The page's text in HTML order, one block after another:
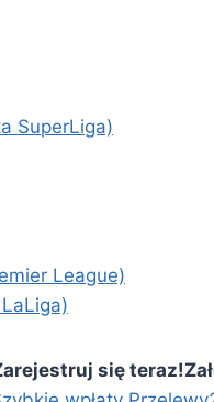
SuperLiga)
League)
się teraz!